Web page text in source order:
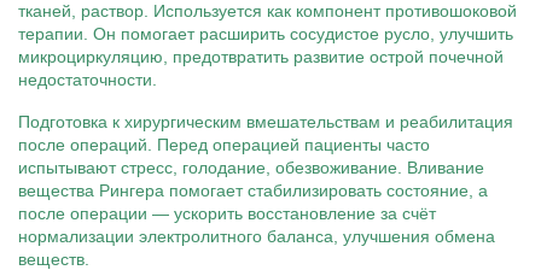
тканей, раствор. Используется как компонент противошоковой
терапии. Он помогает расширить сосудистое русло, улучшить
микроциркуляцию, предотвратить развитие острой почечной
недостаточности.
Подготовка к хирургическим вмешательствам и реабилитация
после операций. Перед операцией пациенты часто
испытывают стресс, голодание, обезвоживание. Вливание
вещества Рингера помогает стабилизировать состояние, а
после операции — ускорить восстановление за счёт
нормализации электролитного баланса, улучшения обмена
веществ.